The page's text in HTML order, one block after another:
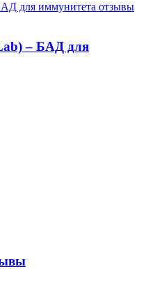
для иммунитета отзывы
– БАД для